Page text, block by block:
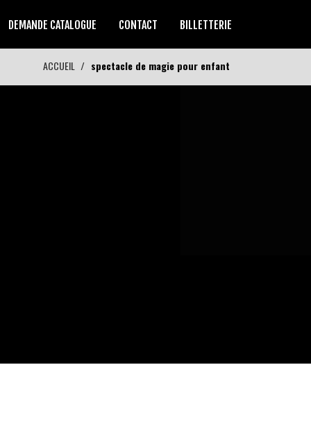
DEMANDE CATALOGUE CONTACT BILLETTERIE
ACCUEIL spectacle de magie pour enfant